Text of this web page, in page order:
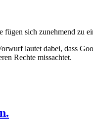
sich zunehmend zu
lautet dabei, dass
Rechte missachtet.